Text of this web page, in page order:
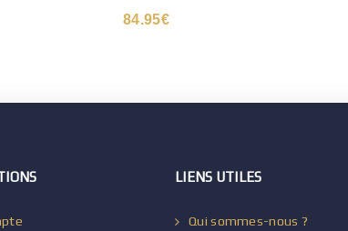
84.95€
LIENS UTILES
Qui sommes-nous ?